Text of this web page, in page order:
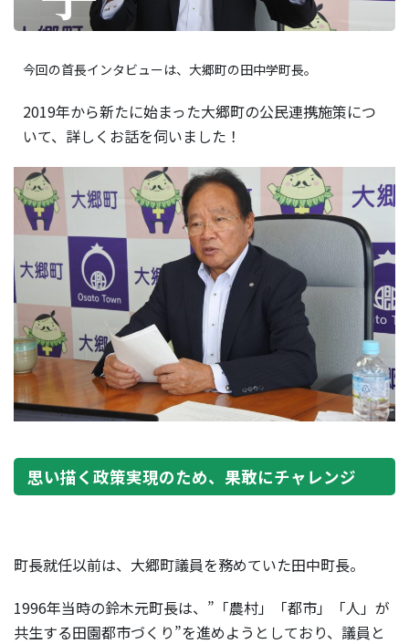
今回の首長インタビューは、大郷町の田中学町長。
2019年から新たに始まった大郷町の公民連携施策につ
いて、詳しくお話を伺いました！
思い描く政策実現のため、果敢にチャレンジ
町長就任以前は、大郷町議員を務めていた田中町長。
1996年当時の鈴木元町長は、”「農村」「都市」「人」が
共生する田園都市づくり”を進めようとしており、議員と